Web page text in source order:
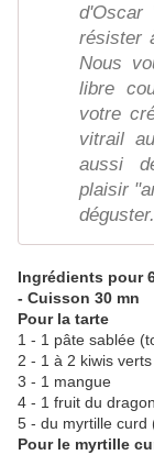
d'Oscar
résister
Nous
libre
votre
vitrail
aussi
plaisir
déguster.
Ingrédients pour
- Cuisson 30 mn
Pour la tarte
1 - 1 pâte sablée
2 - 1 à 2 kiwis
3 - 1 mangue
4 - 1 fruit du
5 - du myrtille curd
Pour le myrtille